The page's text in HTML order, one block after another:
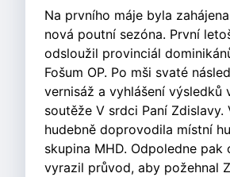
Na prvního máje byla
nová poutní sezóna. První
odsloužil provinciál
Fošum OP. Po mši svaté
vernisáž a vyhlášení výsledků
soutěže V srdci Paní Zdislavy.
hudebně doprovodila místní
skupina MHD. Odpoledne pak
vyrazil průvod, aby požehnal